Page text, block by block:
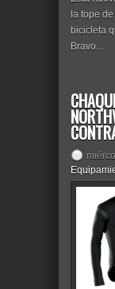
la tope
bicicleta
Bravo...